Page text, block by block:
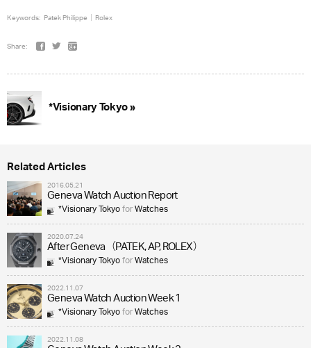
Keywords: Patek Philippe Rolex
Share:
*Visionary Tokyo »
Related Articles
2016.05.21
Geneva Watch Auction Report
*Visionary TokyoforWatches
2020.07.24
After Geneva（PATEK, AP, ROLEX）
*Visionary TokyoforWatches
2022.11.07
Geneva Watch Auction Week 1
*Visionary TokyoforWatches
2022.11.08